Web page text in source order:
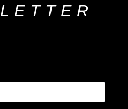
LETTER